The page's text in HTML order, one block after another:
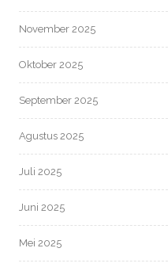
November 2025
Oktober 2025
September 2025
Agustus 2025
Juli 2025
Juni 2025
Mei 2025